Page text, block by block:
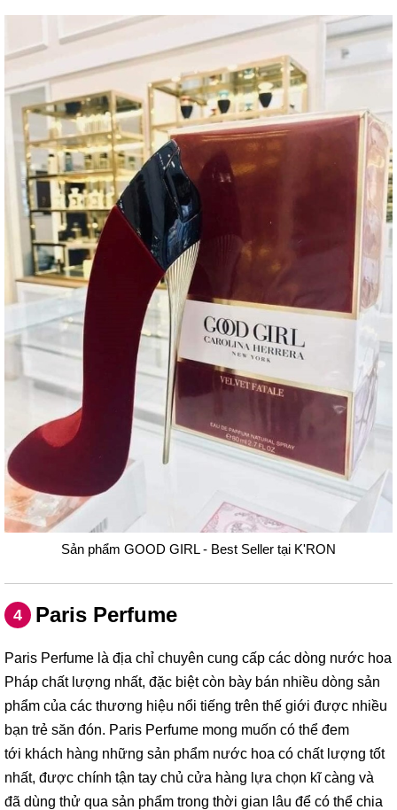
Sản phẩm GOOD GIRL - Best Seller tại K'RON
4 Paris Perfume
Paris Perfume là địa chỉ chuyên cung cấp các dòng nước hoa
Pháp chất lượng nhất, đặc biệt còn bày bán nhiều dòng sản
phẩm của các thương hiệu nổi tiếng trên thế giới được nhiều
bạn trẻ săn đón. Paris Perfume mong muốn có thể đem
tới khách hàng những sản phẩm nước hoa có chất lượng tốt
nhất, được chính tận tay chủ cửa hàng lựa chọn kĩ càng và
đã dùng thử qua sản phẩm trong thời gian lâu để có thể chia